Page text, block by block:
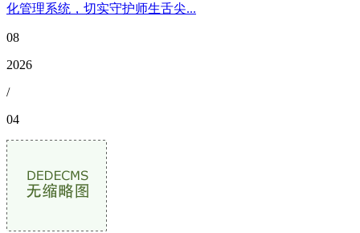
化管理系统，切实守护师生舌尖...
08
2026
/
04